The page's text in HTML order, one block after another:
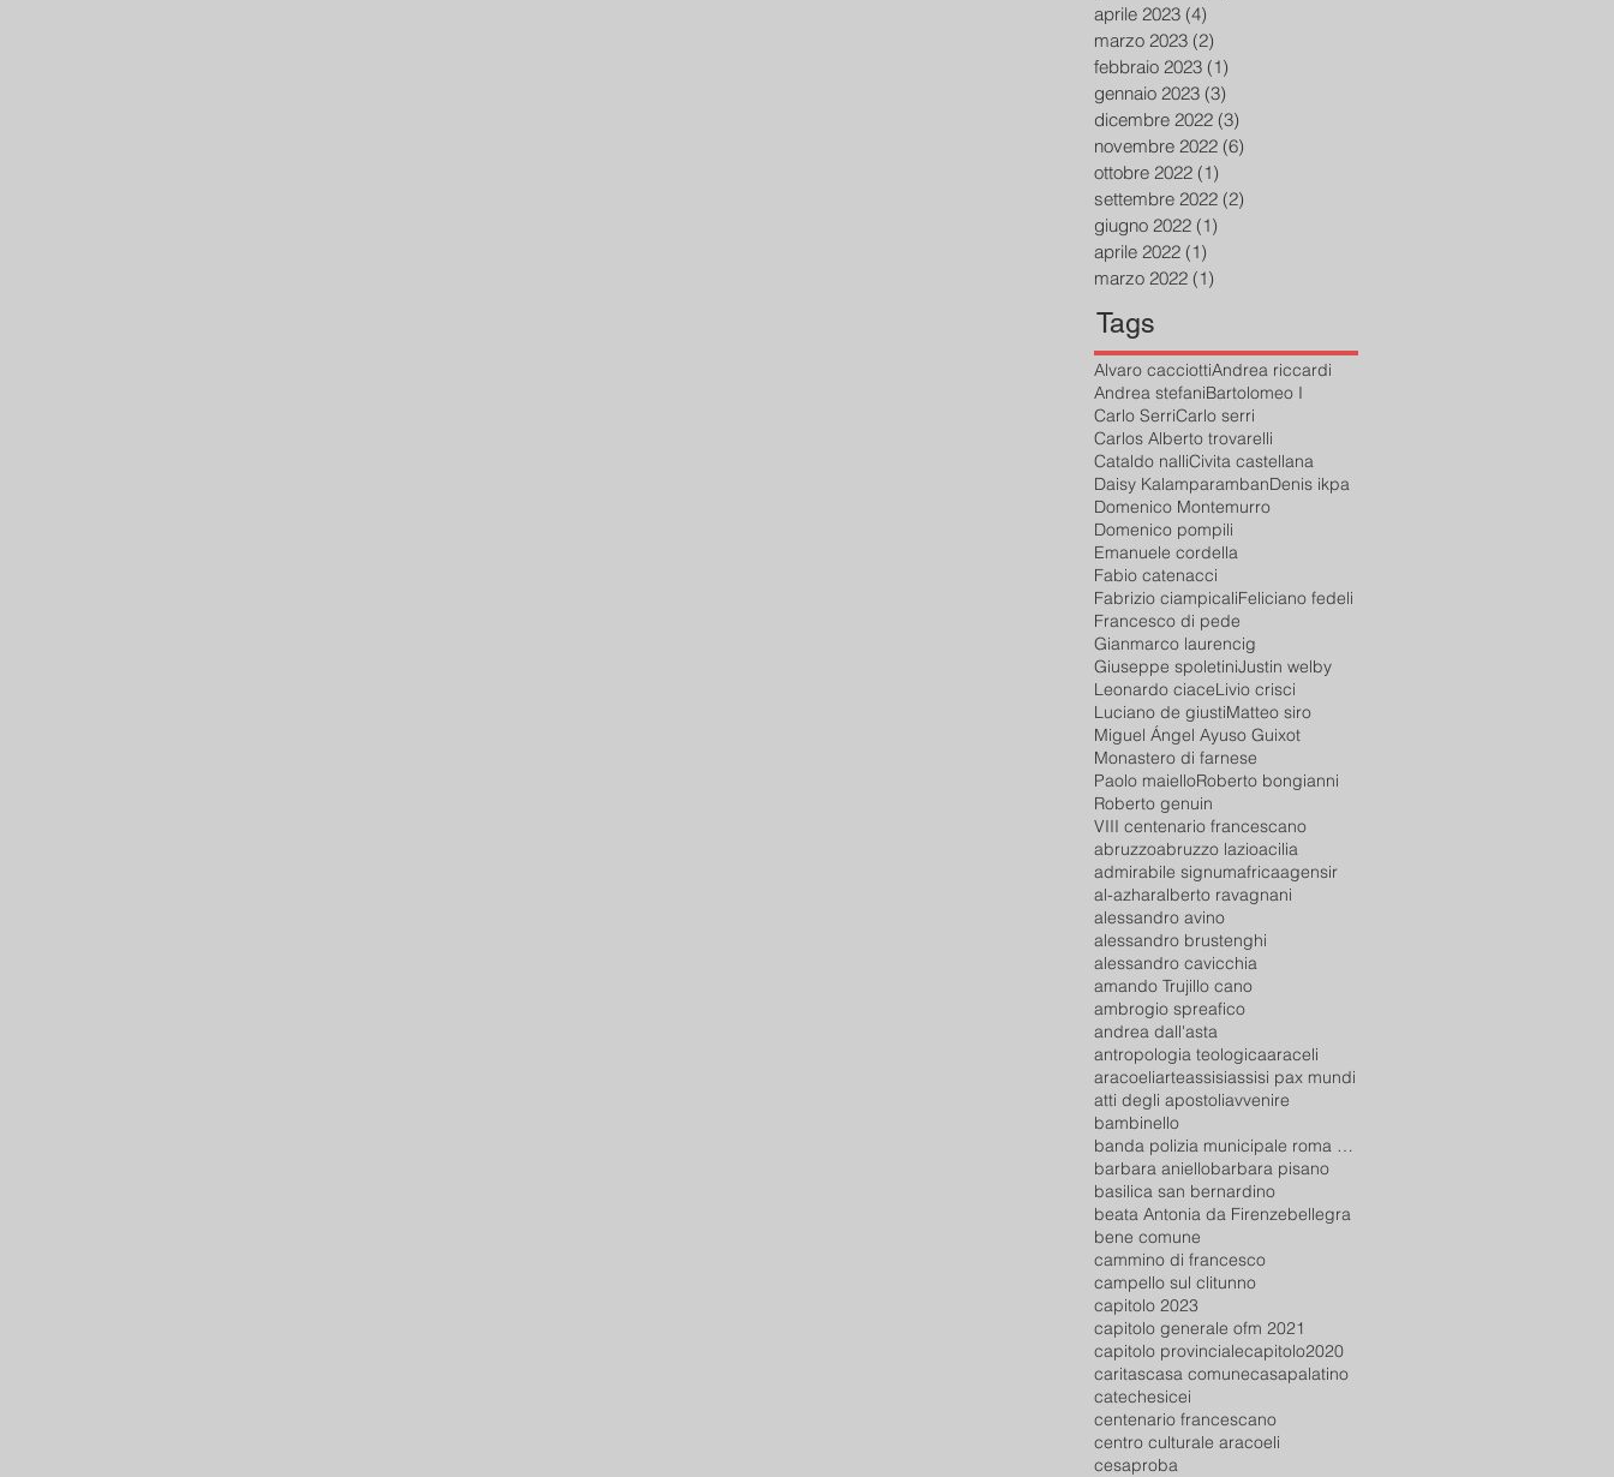
aprile 2023 (4)
marzo 2023 (2)
febbraio 2023 (1)
gennaio 2023 (3)
dicembre 2022 (3)
novembre 2022 (6)
ottobre 2022 (1)
settembre 2022 (2)
giugno 2022 (1)
aprile 2022 (1)
marzo 2022 (1)
Tags
Alvaro cacciottiAndrea riccardi
Andrea stefaniBartolomeo I
Carlo SerriCarlo serri
Carlos Alberto trovarelli
Cataldo nalliCivita castellana
Daisy KalamparambanDenis ikpa
Domenico Montemurro
Domenico pompili
Emanuele cordella
Fabio catenacci
Fabrizio ciampicaliFeliciano fedeli
Francesco di pede
Gianmarco laurencig
Giuseppe spoletiniJustin welby
Leonardo ciaceLivio crisci
Luciano de giustiMatteo siro
Miguel Ángel Ayuso Guixot
Monastero di farnese
Paolo maielloRoberto bongianni
Roberto genuin
VIII centenario francescano
abruzzoabruzzo lazioacilia
admirabile signumafricaagensir
al-azharalberto ravagnani
alessandro avino
alessandro brustenghi
alessandro cavicchia
amando Trujillo cano
ambrogio spreafico
andrea dall'asta
antropologia teologicaaraceli
aracoeliarteassisiassisi pax mundi
atti degli apostoliavvenire
bambinello
banda polizia municipale roma capitale
barbara aniellobarbara pisano
basilica san bernardino
beata Antonia da Firenzebellegra
bene comune
cammino di francesco
campello sul clitunno
capitolo 2023
capitolo generale ofm 2021
capitolo provincialecapitolo2020
caritascasa comunecasapalatino
catechesicei
centenario francescano
centro culturale aracoeli
cesaproba